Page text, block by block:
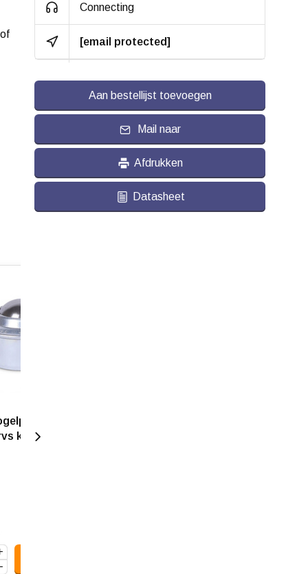
15.8 mm
kogelrol
Connecting
[email protected]
Aan bestellijst toevoegen
Mail naar
Afdrukken
Datasheet